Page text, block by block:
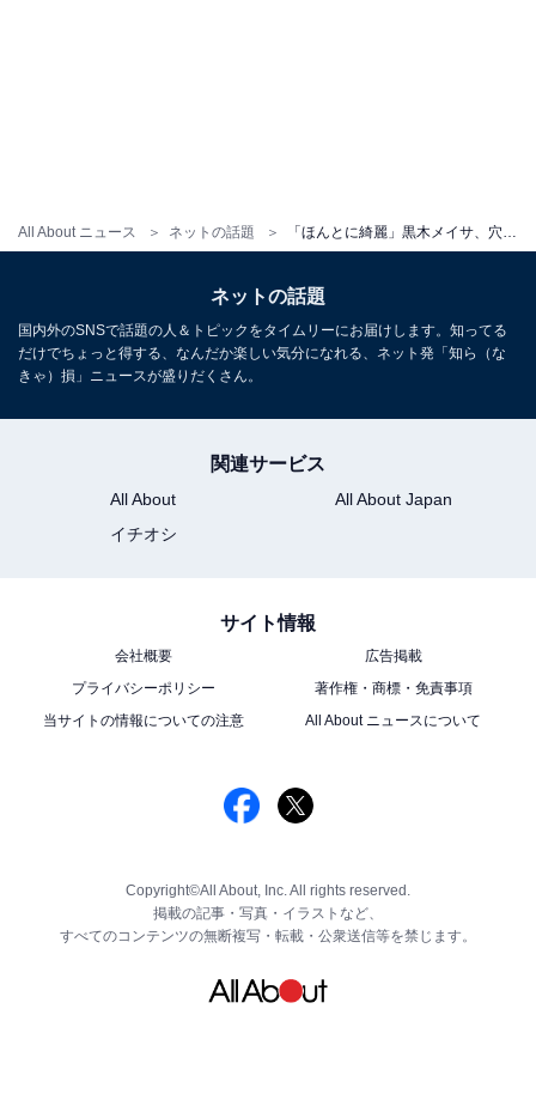
All About ニュース ネットの話題
ネットの話題
国内外のSNSで話題の人＆トピックをタイムリーにお届けします。知ってる
だけでちょっと得する、なんだか楽しい気分になれる、ネット発「知ら（な
きゃ）損」ニュースが盛りだくさん。
関連サービス
All About
All About Japan
イチオシ
サイト情報
会社概要
広告掲載
プライバシーポリシー
著作権・商標・免責事項
当サイトの情報についての注意
All About ニュースについて
Copyright©All About, Inc. All rights reserved.
掲載の記事・写真・イラストなど、
すべてのコンテンツの無断複写・転載・公衆送信等を禁じます。